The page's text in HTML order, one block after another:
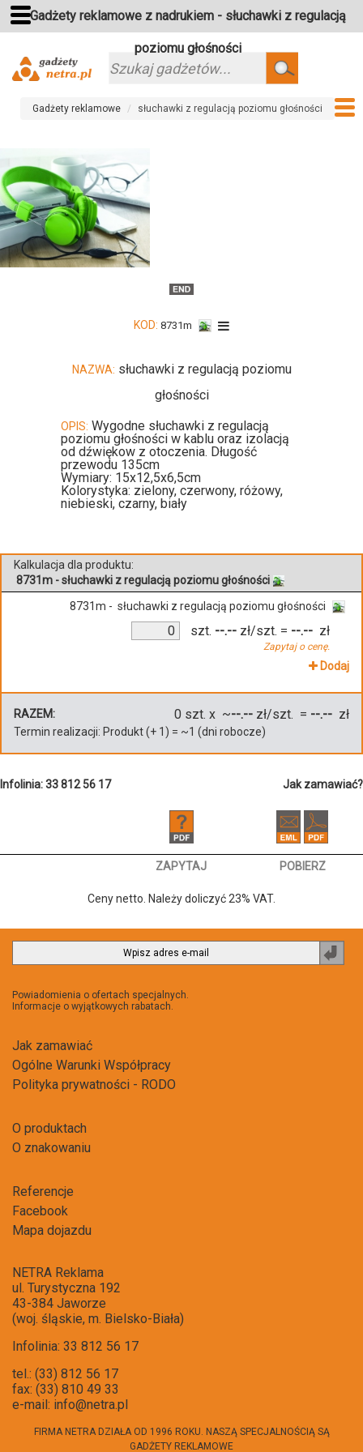
Gadżety reklamowe z nadrukiem - słuchawki z regulacją
poziomu głośności
Szukaj
Gadżety reklamowe słuchawki z regulacją poziomu głośności
KOD: 8731m
NAZWA: słuchawki z regulacją poziomu
głośności
OPIS: Wygodne słuchawki z regulacją
poziomu głośności w kablu oraz izolacją
od dźwiękow z otoczenia. Długość
przewodu 135cm
Wymiary: 15x12,5x6,5cm
Kolorystyka: zielony, czerwony, różowy,
niebieski, czarny, biały
Kalkulacja dla produktu:
8731m - słuchawki z regulacją poziomu głośności
8731m - słuchawki z regulacją poziomu głośności
szt. --.-- zł/szt.
Zapytaj o cenę.
= --.-- zł
Dodaj
RAZEM: 0 szt. x ~--.-- zł/szt. = --.-- zł
Termin realizacji: Produkt(+ 1 ) = ~1 (dni robocze)
Infolinia: 33 812 56 17 Jak zamawiać?
ZAPYTAJ POBIERZ
Ceny netto. Należy doliczyć 23% VAT.
Powiadomienia o ofertach specjalnych.
Informacje o wyjątkowych rabatach.
Jak zamawiać
Ogólne Warunki Współpracy
Polityka prywatności - RODO
O produktach
O znakowaniu
Referencje
Facebook
Mapa dojazdu
NETRA Reklama
ul. Turystyczna 192
43-384 Jaworze
(woj. śląskie, m. Bielsko-Biała)
Infolinia: 33 812 56 17
tel.: (33) 812 56 17
fax: (33) 810 49 33
e-mail: info@netra.pl
FIRMA NETRA DZIAŁA OD 1996 ROKU. NASZĄ SPECJALNOŚCIĄ SĄ
GADŻETY REKLAMOWE